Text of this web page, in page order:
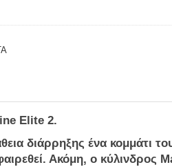
Elite 2.
διάρρηξης ένα κομμάτι
Ακόμη, ο κύλινδρος